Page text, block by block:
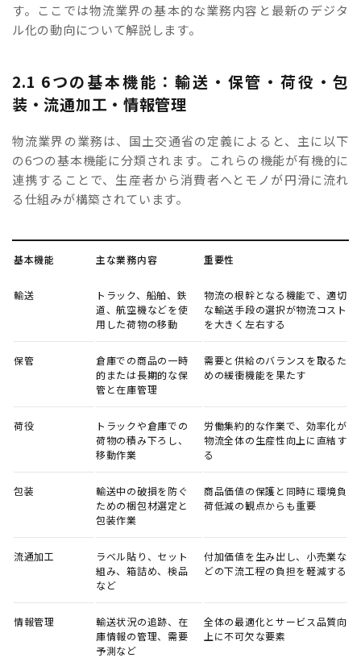
す。ここでは物流業界の基本的な業務内容と最新のデジタ
ル化の動向について解説します。
2.1 6つの基本機能：輸送・保管・荷役・包
装・流通加工・情報管理
物流業界の業務は、国土交通省の定義によると、主に以下
の6つの基本機能に分類されます。これらの機能が有機的に
連携することで、生産者から消費者へとモノが円滑に流れ
る仕組みが構築されています。
基本機能 主な業務内容 重要性
輸送
トラック、船舶、鉄
道、航空機などを使
用した荷物の移動
物流の根幹となる機能で、適切
な輸送手段の選択が物流コスト
を大きく左右する
保管
倉庫での商品の一時
的または長期的な保
管と在庫管理
需要と供給のバランスを取るた
めの緩衝機能を果たす
荷役
トラックや倉庫での
荷物の積み下ろし、
移動作業
労働集約的な作業で、効率化が
物流全体の生産性向上に直結す
る
包装
輸送中の破損を防ぐ
ための梱包材選定と
包装作業
商品価値の保護と同時に環境負
荷低減の観点からも重要
流通加工
ラベル貼り、セット
組み、箱詰め、検品
など
付加価値を生み出し、小売業な
どの下流工程の負担を軽減する
情報管理
輸送状況の追跡、在
庫情報の管理、需要
予測など
全体の最適化とサービス品質向
上に不可欠な要素